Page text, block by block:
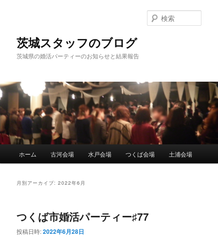
茨城スタッフのブログ
茨城県の婚活パーティーのお知らせと結果報告
索
メ
コ
サ
ン
ホーム 古河会場 水戸会場 つくば会場 土浦会場
月別アーカイブ:2022年6月
つくば市婚活パーティー♯77
投稿日時:2022年6月28日